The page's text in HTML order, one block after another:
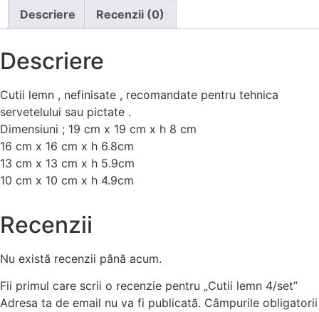
Descriere Recenzii (0)
Descriere
Cutii lemn , nefinisate , recomandate pentru tehnica
servetelului sau pictate .
Dimensiuni ; 19 cm x 19 cm x h 8 cm
16 cm x 16 cm x h 6.8cm
13 cm x 13 cm x h 5.9cm
10 cm x 10 cm x h 4.9cm
Recenzii
Nu există recenzii până acum.
Fii primul care scrii o recenzie pentru „Cutii lemn 4/set”
Adresa ta de email nu va fi publicată. Câmpurile obligatorii